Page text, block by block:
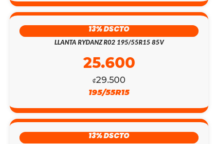
13% DSCTO
LLANTA RYDANZ R02 195/55R15 85V
₡29.500
25.600
195/55R15
13% DSCTO